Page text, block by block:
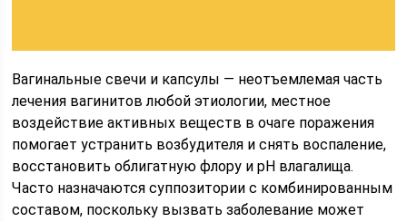
Вагинальные свечи и капсулы — неотъемлемая часть
лечения вагинитов любой этиологии, местное
воздействие активных веществ в очаге поражения
помогает устранить возбудителя и снять воспаление,
восстановить облигатную флору и рН влагалища.
Часто назначаются суппозитории с комбинированным
составом, поскольку вызвать заболевание может